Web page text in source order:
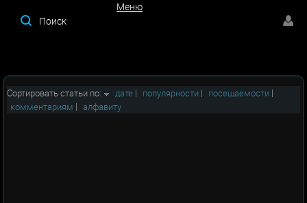
Меню
Сортировать статьи по: дате | популярности | посещаемости |
комментариям | алфавиту